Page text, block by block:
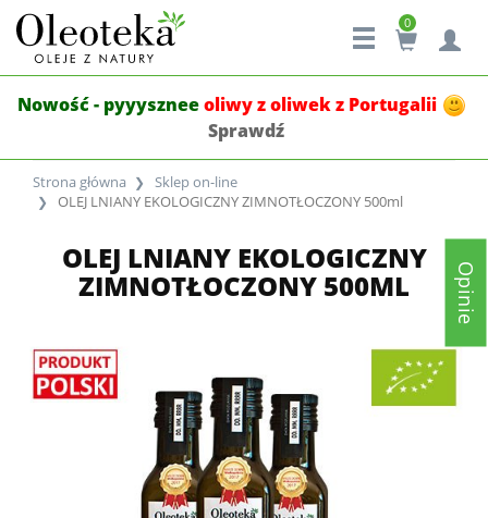
0
Nowość - pyyyszneeoliwy z oliwek z Portugalii
Sprawdź
Strona główna
Sklep on-line
OLEJ LNIANY EKOLOGICZNY ZIMNOTŁOCZONY 500ml
OLEJ LNIANY EKOLOGICZNY
ZIMNOTŁOCZONY 500ML Opinie